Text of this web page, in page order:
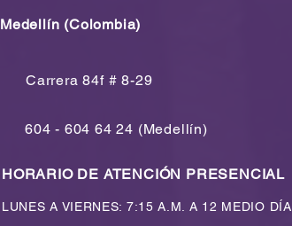
Medellín (Colombia)
Carrera 84f # 8-29
604 - 604 64 24 (Medellín)
LUNES A VIERNES: 7:15 A.M. A 12 MEDIO DÍA
HORARIO DE ATENCIÓN PRESENCIAL